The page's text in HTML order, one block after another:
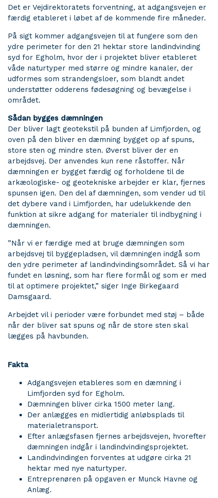
Det er Vejdirektoratets forventning, at adgangsvejen er
færdig etableret i løbet af de kommende fire måneder.
På sigt kommer adgangsvejen til at fungere som den
ydre perimeter for den 21 hektar store landindvinding
syd for Egholm, hvor der i projektet bliver etableret
våde naturtyper med større og mindre kanaler, der
udformes som strandengsloer, som blandt andet
understøtter odderens fødesøgning og bevægelse i
området.
Sådan bygges dæmningen
Der bliver lagt geotekstil på bunden af Limfjorden, og
oven på den bliver en dæmning bygget op af spuns,
store sten og mindre sten. Øverst bliver der en
arbejdsvej. Der anvendes kun rene råstoffer. Når
dæmningen er bygget færdig og forholdene til de
arkæologiske- og geotekniske arbejder er klar, fjernes
spunsen igen. Den del af dæmningen, som vender ud til
det dybere vand i Limfjorden, har udelukkende den
funktion at sikre adgang for materialer til indbygning i
dæmningen.
”Når vi er færdige med at bruge dæmningen som
arbejdsvej til byggepladsen, vil dæmningen indgå som
den ydre perimeter af landindvindingsområdet. Så vi har
fundet en løsning, som har flere formål og som er med
til at optimere projektet,” siger Inge Birkegaard
Damsgaard.
Arbejdet vil i perioder være forbundet med støj – både
når der bliver sat spuns og når de store sten skal
lægges på havbunden.
Fakta
Adgangsvejen etableres som en dæmning i
Limfjorden syd for Egholm.
Dæmningen bliver cirka 1500 meter lang.
Der anlægges en midlertidig anløbsplads til
materialetransport.
Efter anlægsfasen fjernes arbejdsvejen, hvorefter
dæmningen indgår i landindvindingsprojektet.
Landindvindingen forventes at udgøre cirka 21
hektar med nye naturtyper.
Entreprenøren på opgaven er Munck Havne og
Anlæg.